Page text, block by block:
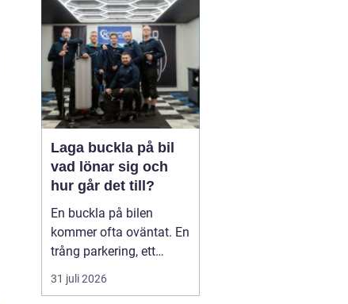
kunskap om däck, da...
Laga buckla på bil
vad lönar sig och
hur går det till?
En buckla på bilen
kommer ofta oväntat. En
trång parkering, ett
dörruppslag utanför
mataffären eller ett
31 juli 2026